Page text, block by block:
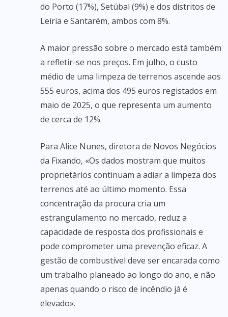
do Porto (17%), Setúbal (9%) e dos distritos de
Leiria e Santarém, ambos com 8%.
A maior pressão sobre o mercado está também
a refletir-se nos preços. Em julho, o custo
médio de uma limpeza de terrenos ascende aos
555 euros, acima dos 495 euros registados em
maio de 2025, o que representa um aumento
de cerca de 12%.
Para Alice Nunes, diretora de Novos Negócios
da Fixando, «Os dados mostram que muitos
proprietários continuam a adiar a limpeza dos
terrenos até ao último momento. Essa
concentração da procura cria um
estrangulamento no mercado, reduz a
capacidade de resposta dos profissionais e
pode comprometer uma prevenção eficaz. A
gestão de combustível deve ser encarada como
um trabalho planeado ao longo do ano, e não
apenas quando o risco de incêndio já é
elevado».